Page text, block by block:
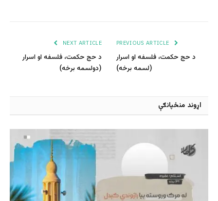
د حج حکمت، فلسفه او اسرار
(لسمه برخه)
NEXT ARTICLE
د حج حکمت، فلسفه او اسرار
(دولسمه برخه)
اړوند منځپانګې